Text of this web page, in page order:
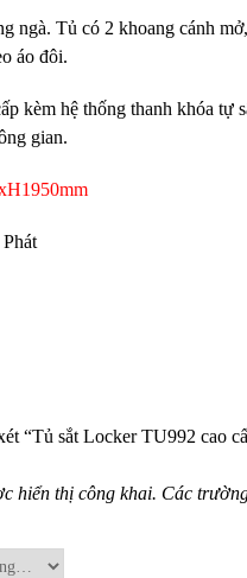
ngà. Tủ có 2 khoang cánh
áo đôi.
kèm hệ thống thanh khóa tự
gian.
“Tủ sắt Locker TU992 cao
hiển thị công khai. Các